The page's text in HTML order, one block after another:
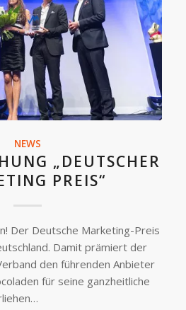
NEWS
„DEUTSCHER
PREIS“
Der Deutsche Marketing-Preis
Damit prämiert der
den führenden Anbieter
für seine ganzheitliche